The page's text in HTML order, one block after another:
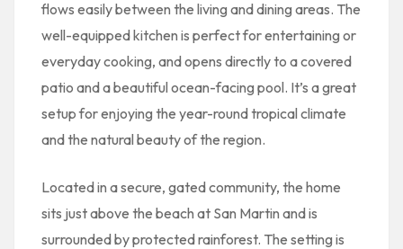
flows easily between the living and dining areas. The
well-equipped kitchen is perfect for entertaining or
everyday cooking, and opens directly to a covered
patio and a beautiful ocean-facing pool. It’s a great
setup for enjoying the year-round tropical climate
and the natural beauty of the region.
Located in a secure, gated community, the home
sits just above the beach at San Martin and is
surrounded by protected rainforest. The setting is